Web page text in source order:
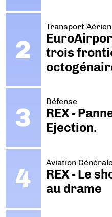
Transport Aérien
trois
Défense
REX -
Ejection.
Aviation Générale
REX - Le
au drame